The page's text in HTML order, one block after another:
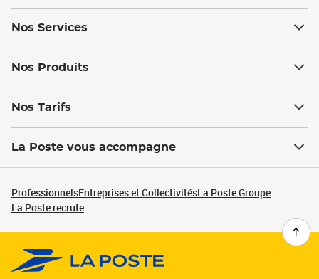
Nos Services
Nos Produits
Nos Tarifs
La Poste vous accompagne
ProfessionnelsEntreprises et CollectivitésLa Poste Groupe
La Poste recrute